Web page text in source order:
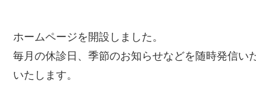
ホームページを開設しました。
毎月の休診日、季節のお知らせなどを随時発信い
いたします。